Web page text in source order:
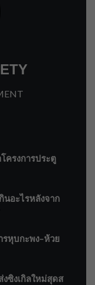
ครงการประตู
นอะไรหลังจาก
รหุบกะพง–ห้วย
งซิงเกิลใหม่สุดส